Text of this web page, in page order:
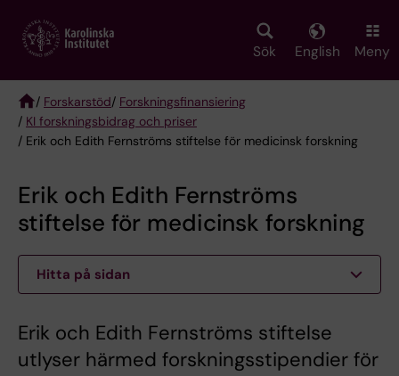
main
Sök English Meny
Breadcrumb
/ Forskarstöd/ Forskningsfinansiering
/ KI forskningsbidrag och priser
/ Erik och Edith Fernströms stiftelse för medicinsk forskning
Erik och Edith Fernströms
stiftelse för medicinsk forskning
Hitta på sidan
Erik och Edith Fernströms stiftelse
utlyser härmed forskningsstipendier för